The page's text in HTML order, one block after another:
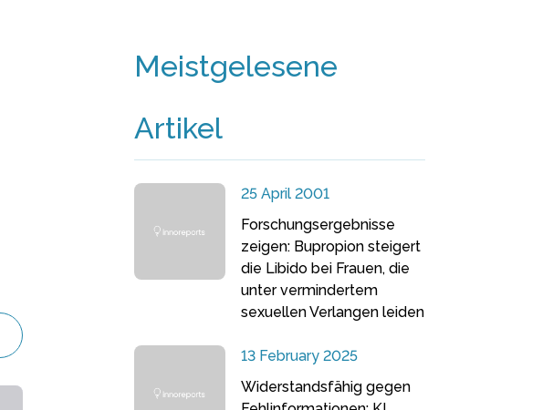
Meistgelesene
Artikel
25 April 2001
Forschungsergebnisse
zeigen: Bupropion steigert
die Libido bei Frauen, die
unter vermindertem
sexuellen Verlangen leiden
13 February 2025
Widerstandsfähig gegen